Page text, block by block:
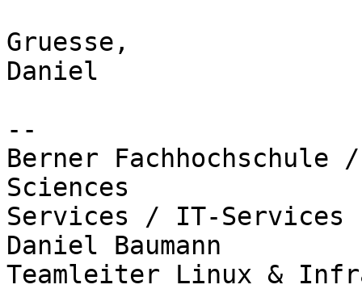
Gruesse,
Daniel
--
Berner
Sciences
Services / IT-Services
Daniel Baumann
Teamleiter Linux &